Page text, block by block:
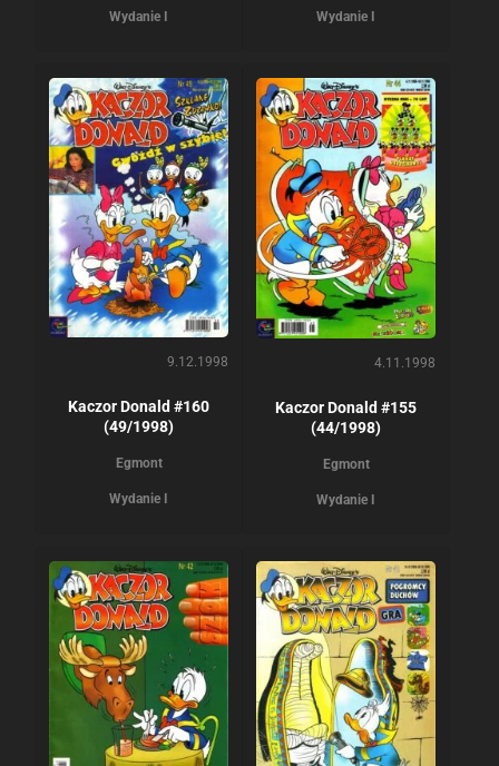
Wydanie I Wydanie I
9.12.1998
Kaczor Donald #160
(49/1998)
Egmont
Wydanie I
4.11.1998
Kaczor Donald #155
(44/1998)
Egmont
Wydanie I